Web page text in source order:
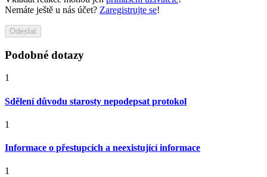
Nemáte ještě u nás účet? Zaregistrujte se!
Odeslat
Podobné dotazy
1
Sdělení důvodu starosty nepodepsat protokol
1
Informace o přestupcích a neexistující informace
1